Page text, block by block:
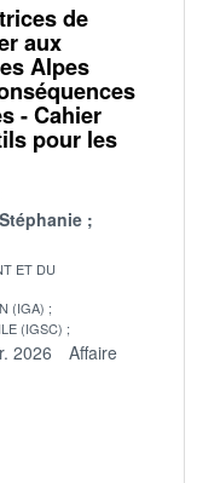
de
aux
Alpes
- Cahier
pour les
ET DU
(IGA)
(IGSC)
2026
Affaire